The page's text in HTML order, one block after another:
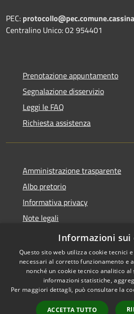
PEC:
Centralino Unico: 02 954401
Prenotazione appuntamento
Segnalazione disservizio
Leggi le FAQ
Richiesta assistenza
Amministrazione trasparente
Albo pretorio
Informativa privacy
Note legali
Dichiarazione di accessibilità
Accessibilità
by
Informazioni sui
Questo sito web utilizza cookie tecnici
necessari al corretto funzionamento e
nonché un cookie tecnico analitico
informazioni statistiche,
Per maggiori dettagli, può consultare la
ACCETTA TUTTO